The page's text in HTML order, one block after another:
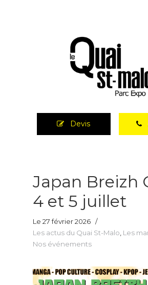
Devis
Japan Breizh
4 et 5 juillet
Le 27 février 2026 /
Les actus du Quai St-Malo Les
Nos événements